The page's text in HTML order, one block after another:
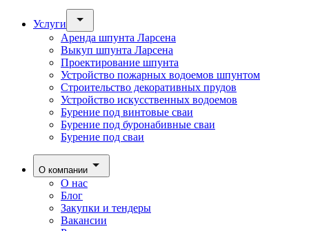
Услуги
Аренда шпунта Ларсена
Выкуп шпунта Ларсена
Проектирование шпунта
Устройство пожарных водоемов шпунтом
Строительство декоративных прудов
Устройство искусственных водоемов
Бурение под винтовые сваи
Бурение под буронабивные сваи
Бурение под сваи
О компании
О нас
Блог
Закупки и тендеры
Вакансии